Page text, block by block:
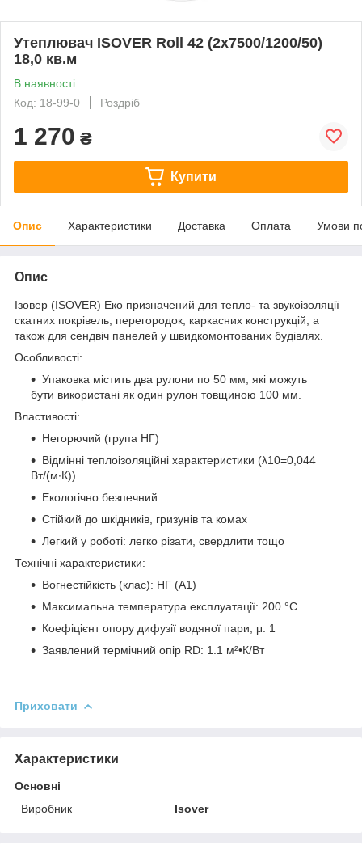
Утеплювач ISOVER Roll 42 (2х7500/1200/50)
18,0 кв.м
В наявності
Код: 18-99-0
Роздріб
1 270 ₴
Купити
Опис Характеристики Доставка Оплата Умови
Опис
Ізовер (ISOVER) Еко призначений для тепло- та звукоізоляції
скатних покрівель, перегородок, каркасних конструкцій, а
також для сендвіч панелей у швидкомонтованих будівлях.
Особливості:
Упаковка містить два рулони по 50 мм, які можуть
бути використані як один рулон товщиною 100 мм.
Властивості:
Негорючий (група НГ)
Відмінні теплоізоляційні характеристики (λ10=0,044
Вт/(м∙К))
Екологічно безпечний
Стійкий до шкідників, гризунів та комах
Легкий у роботі: легко різати, свердлити тощо
Технічні характеристики:
Вогнестійкість (клас): НГ (А1)
Максимальна температура експлуатації: 200 °C
Коефіцієнт опору дифузії водяної пари, μ: 1
Заявлений термічний опір RD: 1.1 м²•К/Вт
Приховати
Характеристики
Основні
Виробник
Isover